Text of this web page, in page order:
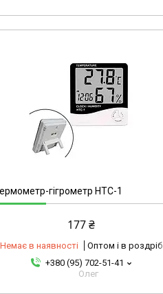
гігрометр HTC-1
177 ₴
Немає в наявності
Оптом і в роздріб
+380 (95) 702-51-41
Олег